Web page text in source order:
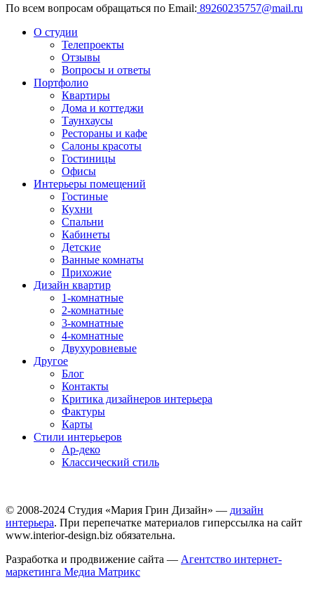
По всем вопросам обращаться по Email: 89260235757@mail.ru
О студии
Телепроекты
Отзывы
Вопросы и ответы
Портфолио
Квартиры
Дома и коттеджи
Таунхаусы
Рестораны и кафе
Салоны красоты
Гостиницы
Офисы
Интерьеры помещений
Гостиные
Кухни
Спальни
Кабинеты
Детские
Ванные комнаты
Прихожие
Дизайн квартир
1-комнатные
2-комнатные
3-комнатные
4-комнатные
Двухуровневые
Другое
Блог
Контакты
Критика дизайнеров интерьера
Фактуры
Карты
Стили интерьеров
Ар-деко
Классический стиль
© 2008-2024 Студия «Мария Грин Дизайн» — дизайн
интерьера. При перепечатке материалов гиперссылка на сайт
www.interior-design.biz обязательна.
Разработка и продвижение сайта — Агентство интернет-
маркетинга Медиа Матрикс